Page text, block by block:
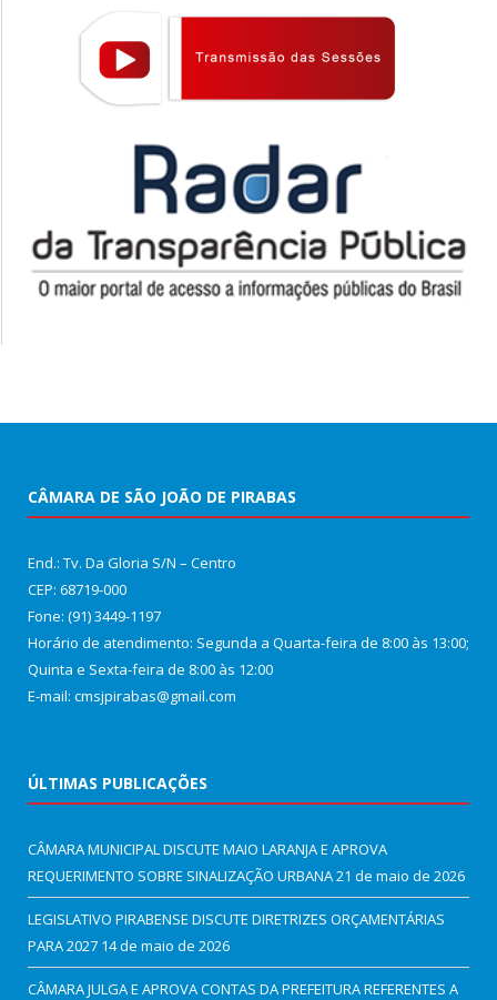
CÂMARA DE SÃO JOÃO DE PIRABAS
End.: Tv. Da Gloria S/N – Centro
CEP: 68719-000
Fone: (91) 3449-1197
Horário de atendimento: Segunda a Quarta-feira de 8:00 às 13:00;
Quinta e Sexta-feira de 8:00 às 12:00
E-mail: cmsjpirabas@gmail.com
ÚLTIMAS PUBLICAÇÕES
CÂMARA MUNICIPAL DISCUTE MAIO LARANJA E APROVA
REQUERIMENTO SOBRE SINALIZAÇÃO URBANA21 de maio de 2026
LEGISLATIVO PIRABENSE DISCUTE DIRETRIZES ORÇAMENTÁRIAS
PARA 2027 14 de maio de 2026
CÂMARA JULGA E APROVA CONTAS DA PREFEITURA REFERENTES A